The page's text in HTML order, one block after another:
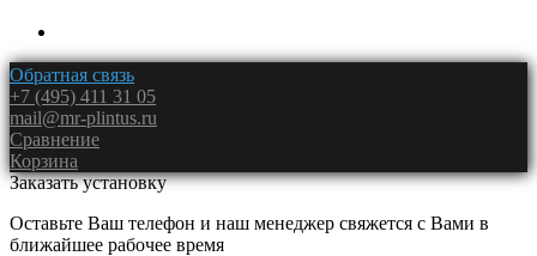
Обратная связь
+7 (495) 411 31 05
mail@mr-plintus.ru
Сравнение
Корзина
Заказать установку
Оставьте Ваш телефон и наш менеджер свяжется с Вами в
ближайшее рабочее время